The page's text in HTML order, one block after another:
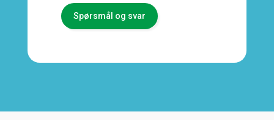
Spørsmål og svar